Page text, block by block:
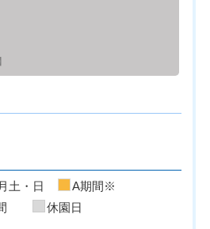
土・日
A期間※
休園日